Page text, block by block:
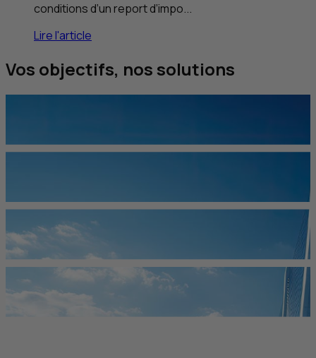
conditions d’un report d’impo...
Lire l'article
Vos objectifs, nos solutions